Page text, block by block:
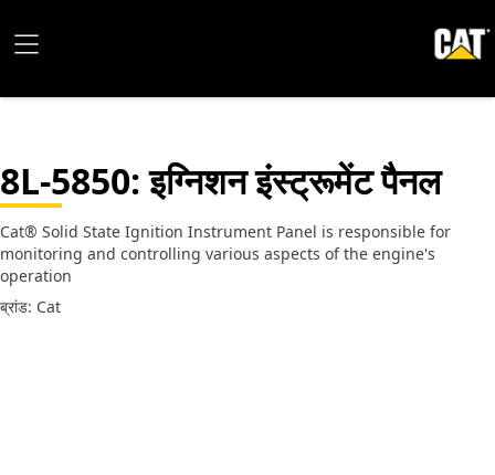
8L-5850: इग्निशन इंस्ट्रूमेंट पैनल
Cat® Solid State Ignition Instrument Panel is responsible for
monitoring and controlling various aspects of the engine's
operation
ब्रांड: Cat